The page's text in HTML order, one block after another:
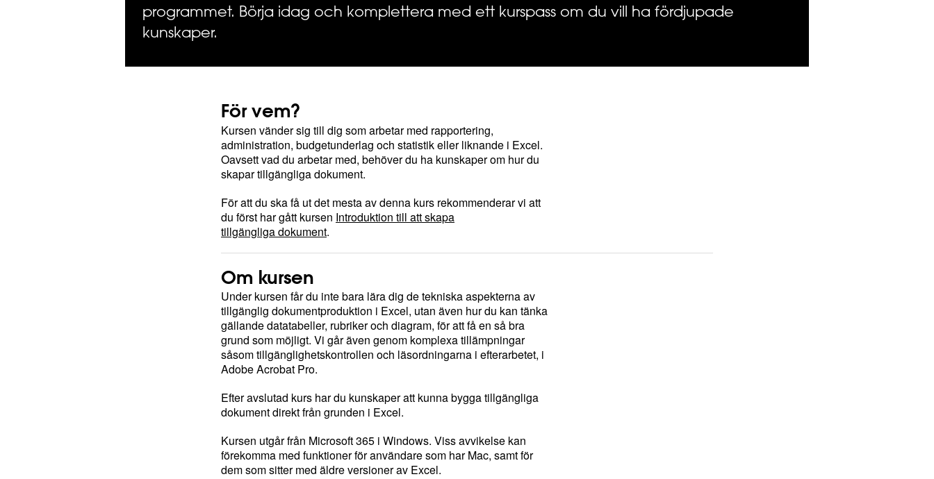
programmet. Börja idag och komplettera med ett kurspass om du vill ha fördjupade
kunskaper.
För vem?
Kursen vänder sig till dig som arbetar med rapportering,
administration, budgetunderlag och statistik eller liknande i Excel.
Oavsett vad du arbetar med, behöver du ha kunskaper om hur du
skapar tillgängliga dokument.
För att du ska få ut det mesta av denna kurs rekommenderar vi att
du först har gått kursen Introduktion till att skapa
tillgängligadokument.
Om kursen
Under kursen får du inte bara lära dig de tekniska aspekterna av
tillgänglig dokumentproduktion i Excel, utan även hur du kan tänka
gällande datatabeller, rubriker och diagram, för att få en så bra
grund som möjligt. Vi går även genom komplexa tillämpningar
såsom tillgänglighetskontrollen och läsordningarna i efterarbetet, i
Adobe Acrobat Pro.
Efter avslutad kurs har du kunskaper att kunna bygga tillgängliga
dokument direkt från grunden i Excel.
Kursen utgår från Microsoft 365 i Windows. Viss avvikelse kan
förekomma med funktioner för användare som har Mac, samt för
dem som sitter med äldre versioner av Excel.